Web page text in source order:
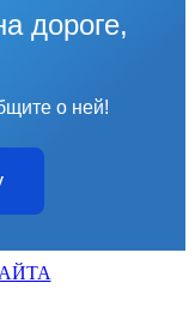
дороге,
о ней!